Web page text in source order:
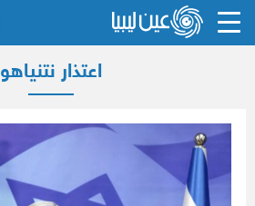
اعتذار نتنياهو